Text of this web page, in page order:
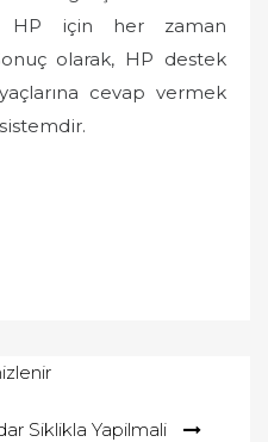
HP için her zaman
olarak, HP destek
cevap vermek
Siklikla Yapilmali